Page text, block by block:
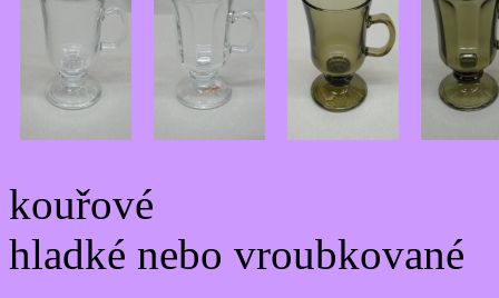
kouřové
hladké nebo vroubkované